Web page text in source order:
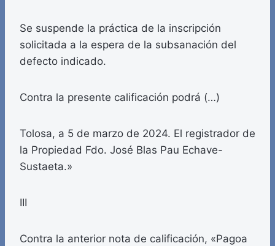
Se suspende la práctica de la inscripción
solicitada a la espera de la subsanación del
defecto indicado.
Contra la presente calificación podrá (…)
Tolosa, a 5 de marzo de 2024. El registrador de
la Propiedad Fdo. José Blas Pau Echave-
Sustaeta.»
III
Contra la anterior nota de calificación, «Pagoa